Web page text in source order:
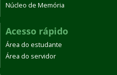
Núcleo de Memória
Acesso rápido
Área do estudante
Área do servidor